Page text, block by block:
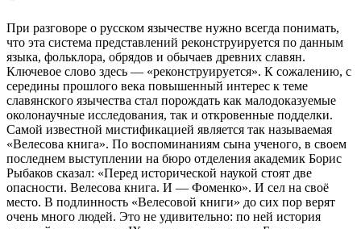
При разговоре о русском язычестве нужно всегда понимать,
что эта система представлений реконструируется по данным
языка, фольклора, обрядов и обычаев древних славян.
Ключевое слово здесь — «реконструируется». К сожалению, с
середины прошлого века повышенный интерес к теме
славянского язычества стал порождать как малодоказуемые
околонаучные исследования, так и откровенные подделки.
Самой известной мистификацией является так называемая
«Велесова книга». По воспоминаниям сына ученого, в своем
последнем выступлении на бюро отделения академик Борис
Рыбаков сказал: «Перед исторической наукой стоят две
опасности. Велесова книга. И — Фоменко». И сел на своё
место. В подлинность «Велесовой книги» до сих пор верят
очень много людей. Это не удивительно: по ней история